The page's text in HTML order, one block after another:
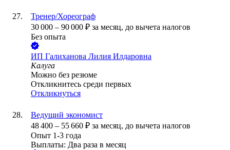
Тренер/Хореограф
30 000 – 90 000 ₽ за месяц, до вычета налогов
Без опыта
ИП Галиханова Лилия Илдаровна
Калуга
Можно без резюме
Откликнитесь среди первых
Откликнуться
Ведущий экономист
48 400 – 55 660 ₽ за месяц, до вычета налогов
Опыт 1-3 года
Выплаты: Два раза в месяц